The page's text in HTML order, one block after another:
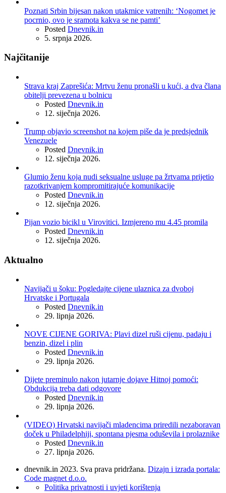
Poznati Srbin bijesan nakon utakmice vatrenih: ‘Nogomet je
pocrnio, ovo je sramota kakva se ne pamti’
Posted Dnevnik.in
5. srpnja 2026.
Najčitanije
Strava kraj Zaprešića: Mrtvu ženu pronašli u kući, a dva člana
obitelji prevezena u bolnicu
Posted Dnevnik.in
12. siječnja 2026.
Trump objavio screenshot na kojem piše da je predsjednik
Venezuele
Posted Dnevnik.in
12. siječnja 2026.
Glumio ženu koja nudi seksualne usluge pa žrtvama prijetio
razotkrivanjem kompromitirajuće komunikacije
Posted Dnevnik.in
12. siječnja 2026.
Pijan vozio bicikl u Virovitici. Izmjereno mu 4.45 promila
Posted Dnevnik.in
12. siječnja 2026.
Aktualno
Navijači u šoku: Pogledajte cijene ulaznica za dvoboj
Hrvatske i Portugala
Posted Dnevnik.in
29. lipnja 2026.
NOVE CIJENE GORIVA: Plavi dizel ruši cijenu, padaju i
benzin, dizel i plin
Posted Dnevnik.in
29. lipnja 2026.
Dijete preminulo nakon jutarnje dojave Hitnoj pomoći:
Obdukcija treba dati odgovore
Posted Dnevnik.in
29. lipnja 2026.
(VIDEO) Hrvatski navijači mladencima priredili nezaboravan
doček u Philadelphiji, spontana pjesma oduševila i prolaznike
Posted Dnevnik.in
27. lipnja 2026.
dnevnik.in 2023. Sva prava pridržana. Dizajn i izrada portala:
Code magnet d.o.o.
Politika privatnosti i uvjeti korištenja